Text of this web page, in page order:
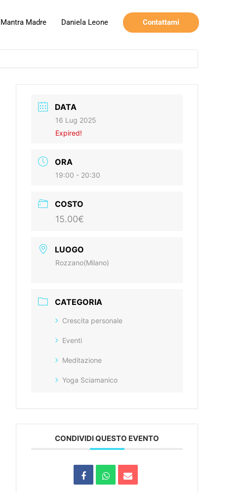
Mantra Madre Daniela Leone Contattami
DATA
16 Lug 2025
Expired!
ORA
19:00 - 20:30
COSTO
15.00€
LUOGO
Rozzano(Milano)
CATEGORIA
Crescita personale
Eventi
Meditazione
Yoga Sciamanico
CONDIVIDI QUESTO EVENTO